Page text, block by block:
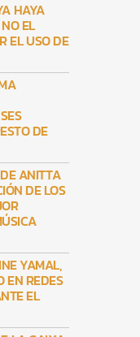
HAYA
EL
EL USO DE
DE
ANITTA
DE LOS
YAMAL,
EN REDES
EL